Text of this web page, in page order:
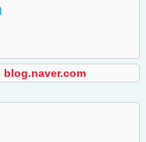
blog.naver.com